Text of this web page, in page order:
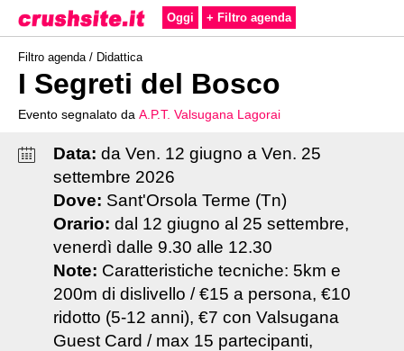
Oggi + Filtro agenda
Filtro agenda / Didattica
I Segreti del Bosco
Evento segnalato da A.P.T. Valsugana Lagorai
Data: da Ven. 12 giugno a Ven. 25
settembre 2026
Dove: Sant'Orsola Terme (Tn)
Orario: dal 12 giugno al 25 settembre,
venerdì dalle 9.30 alle 12.30
Note: Caratteristiche tecniche: 5km e
200m di dislivello / €15 a persona, €10
ridotto (5-12 anni), €7 con Valsugana
Guest Card / max 15 partecipanti,